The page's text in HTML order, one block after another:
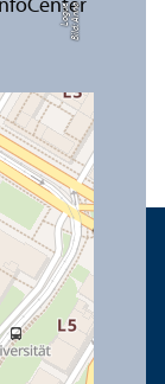
Bil
d:
A
n
n
a
L
o
g
u
e